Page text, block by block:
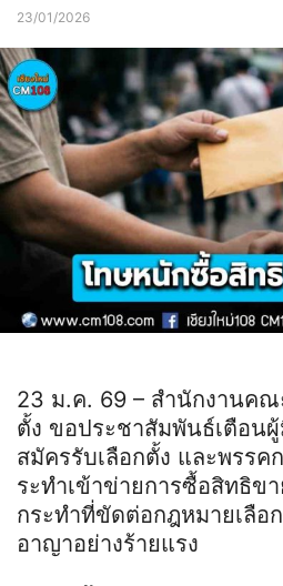
23/01/2026
23 ม.ค. 69 – สำนักงานคณ
ตั้ง ขอประชาสัมพันธ์เตือน
สมัครรับเลือกตั้ง และพรรค
ระทำเข้าข่ายการซื้อสิทธิขา
กระทำที่ขัดต่อกฎหมายเลือ
อาญาอย่างร้ายแรง